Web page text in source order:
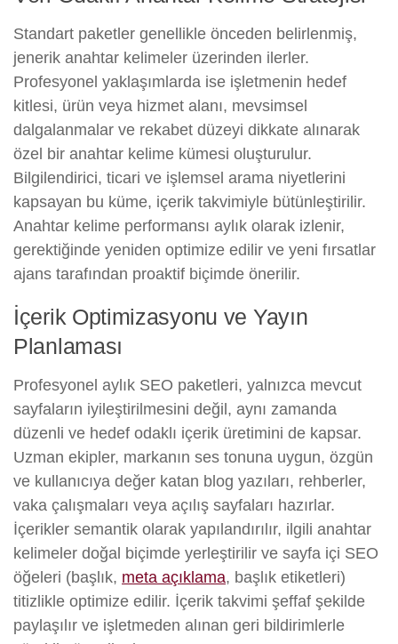
Standart paketler genellikle önceden belirlenmiş,
jenerik anahtar kelimeler üzerinden ilerler.
Profesyonel yaklaşımlarda ise işletmenin hedef
kitlesi, ürün veya hizmet alanı, mevsimsel
dalgalanmalar ve rekabet düzeyi dikkate alınarak
özel bir anahtar kelime kümesi oluşturulur.
Bilgilendirici, ticari ve işlemsel arama niyetlerini
kapsayan bu küme, içerik takvimiyle bütünleştirilir.
Anahtar kelime performansı aylık olarak izlenir,
gerektiğinde yeniden optimize edilir ve yeni fırsatlar
ajans tarafından proaktif biçimde önerilir.
İçerik Optimizasyonu ve Yayın
Planlaması
Profesyonel aylık SEO paketleri, yalnızca mevcut
sayfaların iyileştirilmesini değil, aynı zamanda
düzenli ve hedef odaklı içerik üretimini de kapsar.
Uzman ekipler, markanın ses tonuna uygun, özgün
ve kullanıcıya değer katan blog yazıları, rehberler,
vaka çalışmaları veya açılış sayfaları hazırlar.
İçerikler semantik olarak yapılandırılır, ilgili anahtar
kelimeler doğal biçimde yerleştirilir ve sayfa içi SEO
öğeleri (başlık, meta açıklama, başlık etiketleri)
titizlikle optimize edilir. İçerik takvimi şeffaf şekilde
paylaşılır ve işletmeden alınan geri bildirimlerle